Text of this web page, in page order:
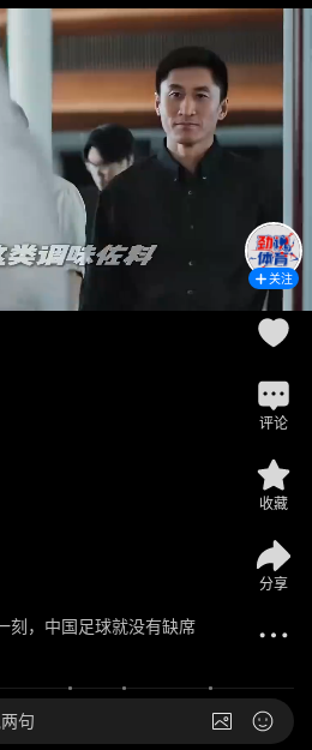
刻，中国足球就没有缺席
关注
评论
收藏
分享
句